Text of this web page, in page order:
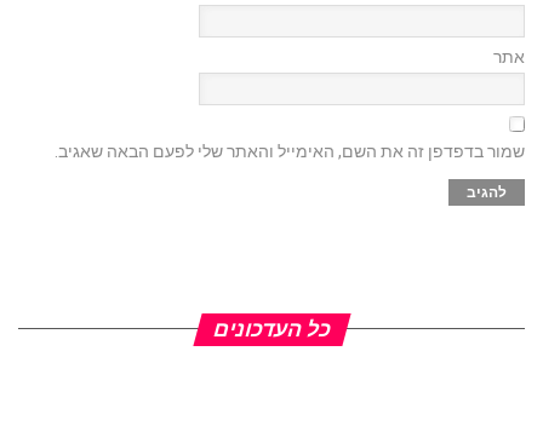
אתר
שמור בדפדפן זה את השם, האימייל והאתר שלי לפעם הבאה שאגיב.
כל העדכונים